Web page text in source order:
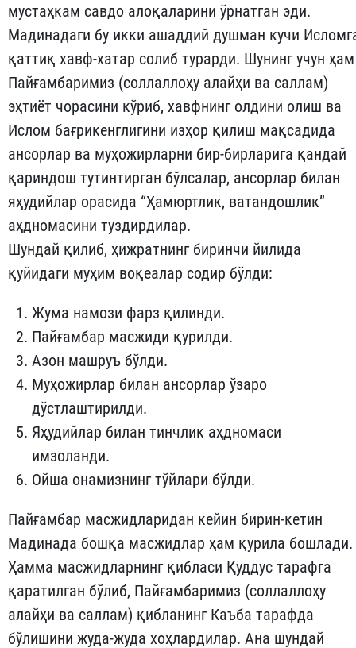
мустаҳкам сав­до алоқаларини ўрнатган эди.
Мадинадаги бу икки ашаддий душ­ман кучи
қаттиқ хавф-хатар солиб турарди. Шунинг учун ҳам
Пайғамбаримиз (соллаллоҳу алайҳи ва саллам)
эҳтиёт чорасини кўриб, хавфнинг олдини олиш ва
Ислом бағрикенгли­гини изҳор қилиш мақсадида
ансорлар ва муҳожирларни бир-бир­ларига қандай
қариндош тутинтирган бўлсалар, ансорлар би­лан
яҳудийлар орасида “Ҳамюртлик, ватандошлик”
аҳдномасини туздирдилар.
Шундай қилиб, ҳижратнинг биринчи йилида
қуйидаги муҳим воқеалар содир бўлди:
Жума намози фарз қилинди.
Пайғамбар масжиди қурилди.
Азон машруъ бўлди.
Муҳожирлар билан ансорлар ўзаро
дўстлаштирилди.
Яҳудийлар билан тинчлик аҳдномаси
имзоланди.
Ойша онамизнинг тўйлари бўлди.
Пайғамбар масжидларидан кейин бирин-кетин
Мадинада бош­қа масжидлар ҳам қурила бошлади.
Ҳамма масжидларнинг қиб­ласи Қуддус тарафга
қаратилган бўлиб, Пайғамбаримиз (соллал­лоҳу
алайҳи ва саллам) қибланинг Каъба тарафда
бўлишини жу­да-жуда хоҳлардилар. Ана шундай